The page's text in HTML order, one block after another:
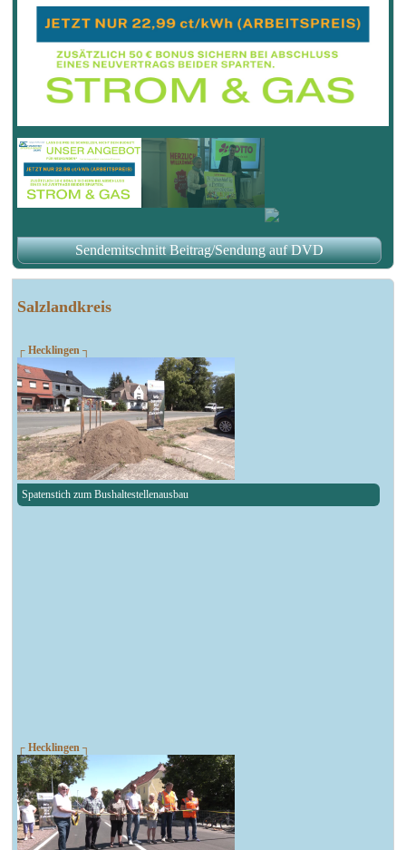
Salzlandkreis
┌ Hecklingen ┐
Spatenstich zum Bushaltestellenausbau
┌ Hecklingen ┐
Sendemitschnitt Beitrag/Sendung auf DVD